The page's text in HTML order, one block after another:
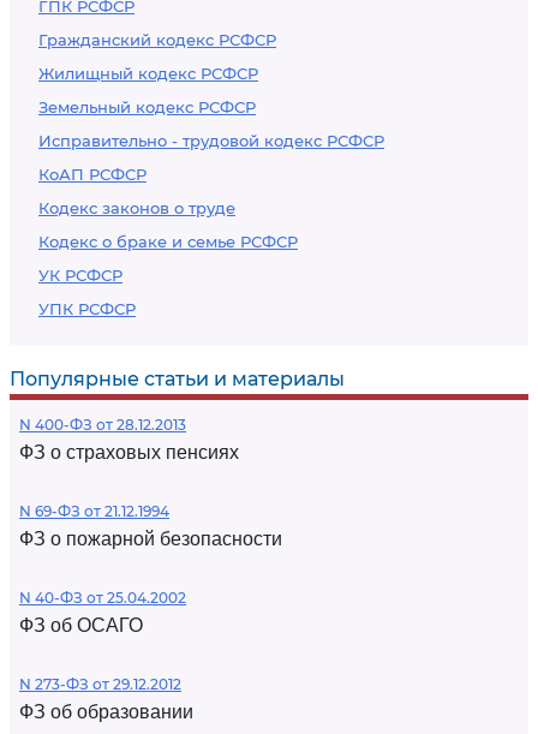
ГПК РСФСР
Гражданский кодекс РСФСР
Жилищный кодекс РСФСР
Земельный кодекс РСФСР
Исправительно - трудовой кодекс РСФСР
КоАП РСФСР
Кодекс законов о труде
Кодекс о браке и семье РСФСР
УК РСФСР
УПК РСФСР
Популярные статьи и материалы
N 400-ФЗ от 28.12.2013
ФЗ о страховых пенсиях
N 69-ФЗ от 21.12.1994
ФЗ о пожарной безопасности
N 40-ФЗ от 25.04.2002
ФЗ об ОСАГО
N 273-ФЗ от 29.12.2012
ФЗ об образовании